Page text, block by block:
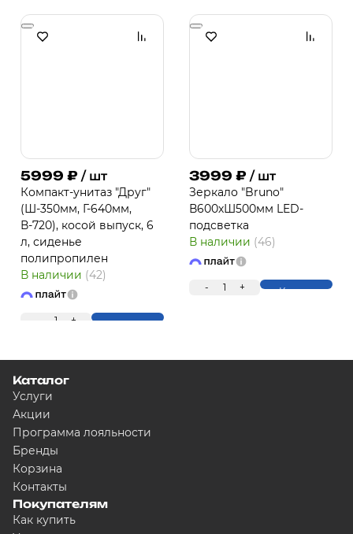
5999 ₽ / шт
Компакт-унитаз "Друг"
(Ш-350мм, Г-640мм,
В-720), косой выпуск, 6
л, сиденье
полипропилен
В наличии (42)
1 + Купить
3999 ₽ / шт
Зеркало "Bruno"
В600хШ500мм LED-
подсветка
В наличии (46)
- 1 + Купить
Каталог
Услуги
Акции
Программа лояльности
Бренды
Корзина
Контакты
Покупателям
Как купить